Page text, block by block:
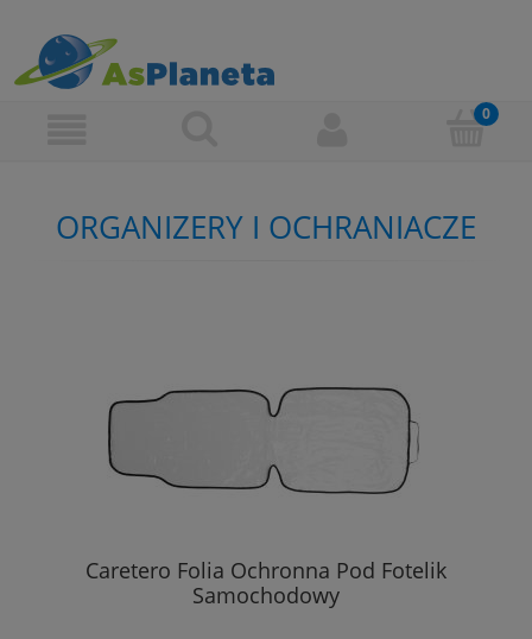
ORGANIZERY I OCHRANIACZE
Caretero Folia Ochronna Pod Fotelik
Samochodowy